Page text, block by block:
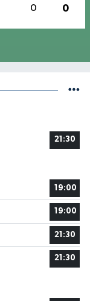
0 0
21:30
19:00
19:00
21:30
21:30